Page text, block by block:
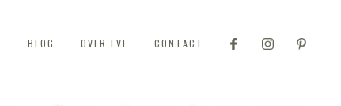
BLOG OVER EVE CONTACT